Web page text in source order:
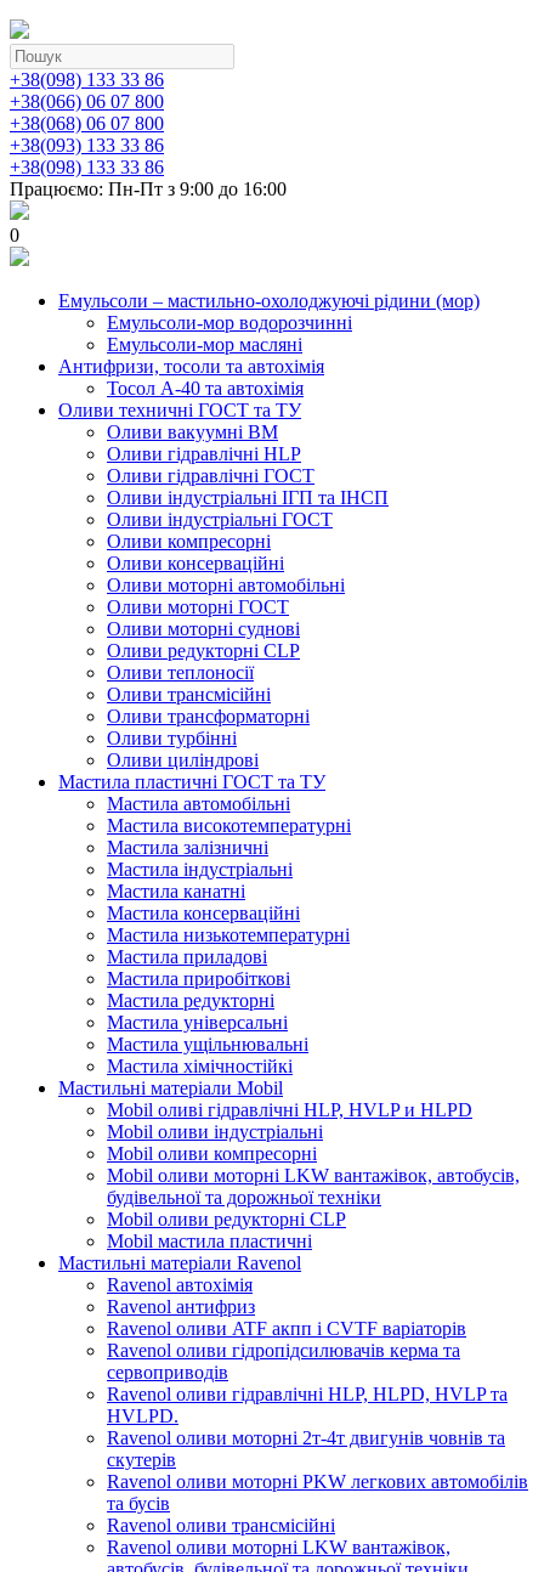
+38(098) 133 33 86
+38(066) 06 07 800
+38(068) 06 07 800
+38(093) 133 33 86
+38(098) 133 33 86
Працюємо: Пн-Пт з 9:00 до 16:00
0
Емульсоли – мастильно-охолоджуючі рідини (мор)
Емульсоли-мор водорозчинні
Емульсоли-мор масляні
Антифризи, тосоли та автохімія
Тосол А-40 та автохімія
Оливи техничні ГОСТ та ТУ
Оливи вакуумні ВМ
Оливи гідравлічні HLP
Оливи гідравлічні ГОСТ
Оливи індустріальні ІГП та ІНСП
Оливи індустріальні ГОСТ
Оливи компресорні
Оливи консерваційні
Оливи моторні автомобільні
Оливи моторні ГОСТ
Оливи моторні суднові
Оливи редукторні CLP
Оливи теплоносії
Оливи трансмісійні
Оливи трансформаторні
Оливи турбінні
Оливи циліндрові
Мастила пластичні ГОСТ та ТУ
Мастила автомобільні
Мастила високотемпературні
Мастила залізничні
Мастила індустріальні
Мастила канатні
Мастила консерваційні
Мастила низькотемпературні
Мастила приладові
Мастила приробіткові
Мастила редукторні
Мастила універсальні
Мастила ущільнювальні
Мастила хімічностійкі
Мастильні матеріали Mobil
Mobil оливі гідравлічні HLP, HVLP и HLPD
Mobil оливи індустріальні
Mobil оливи компресорні
Mobil оливи моторні LKW вантажівок, автобусів,
будівельної та дорожньої техніки
Mobil оливи редукторні CLP
Mobil мастила пластичні
Мастильні матеріали Ravenol
Ravenol автохімія
Ravenol антифриз
Ravenol оливи ATF акпп і CVTF варіаторів
Ravenol оливи гідропідсилювачів керма та
сервоприводів
Ravenol оливи гідравлічні HLP, HLPD, HVLP та
HVLPD.
Ravenol оливи моторні 2т-4т двигунів човнів та
скутерів
Ravenol оливи моторні PKW легкових автомобілів
та бусів
Ravenol оливи трансмісійні
Ravenol оливи моторні LKW вантажівок,